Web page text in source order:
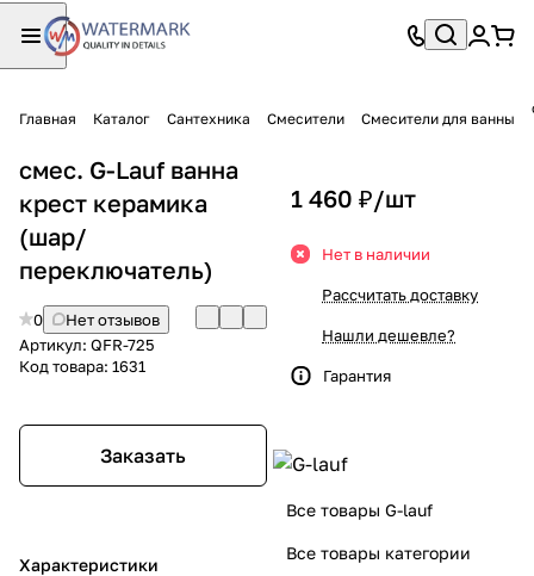
Главная Каталог Сантехника Смесители Смесители для ванны
смес. G-Lauf ванна
крест керамика
(шар/
переключатель)
0
Нет отзывов
Артикул: QFR-725
Код товара: 1631
Заказать
Характеристики
1 460 ₽/шт
Нет в наличии
Рассчитать доставку
Нашли дешевле?
Гарантия
Все товары G-lauf
Все товары категории